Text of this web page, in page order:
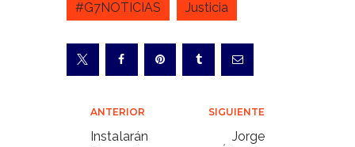
#G7NOTICIAS Justicia
Navegación
de
ANTERIOR
Instalarán
SIGUIENTE
Jorge